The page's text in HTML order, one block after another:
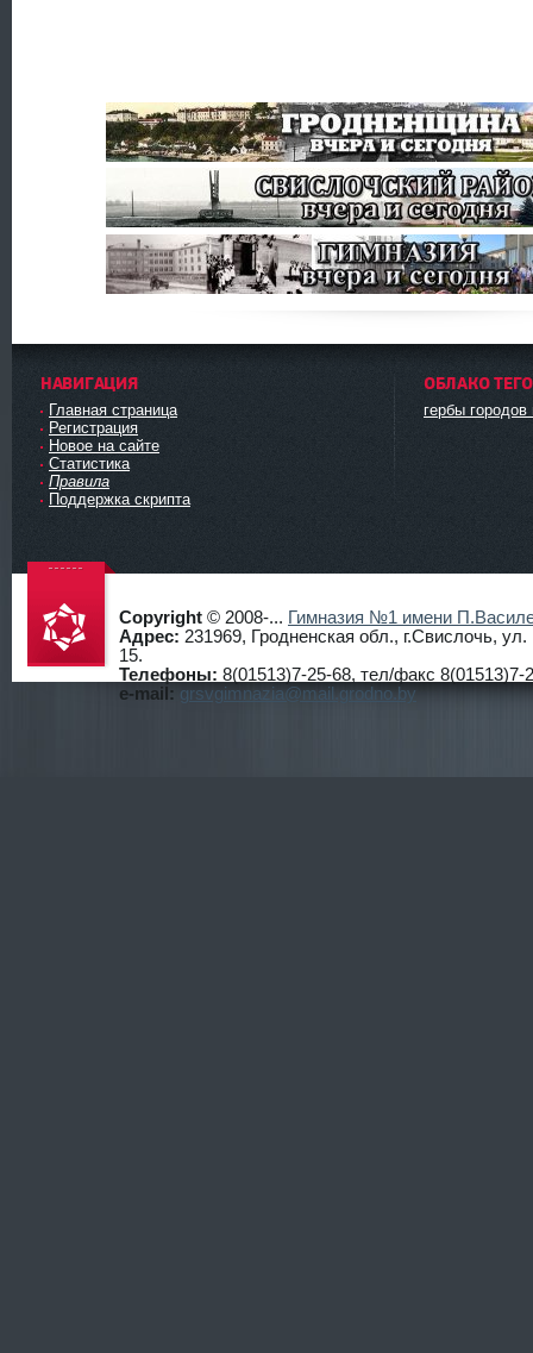
НАВИГАЦИЯ
Главная страница
Регистрация
Новое на сайте
Статистика
Правила
Поддержка скрипта
ОБЛАКО
гербы городов
Гимнази
Copyright © 2008-... Гимназия №1 имени
Адрес: 231969, Гродненская обл., г.Свислочь,
15.
Телефоны: 8(01513)7-25-68, тел/факс 8(01513)7-
e-mail: grsvgimnazia@mail.grodno.by